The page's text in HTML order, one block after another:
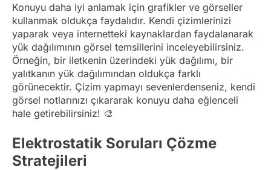
Konuyu daha iyi anlamak için grafikler ve görseller
kullanmak oldukça faydalıdır. Kendi çizimlerinizi
yaparak veya internetteki kaynaklardan faydalanarak
yük dağılımının görsel temsillerini inceleyebilirsiniz.
Örneğin, bir iletkenin üzerindeki yük dağılımı, bir
yalıtkanın yük dağılımından oldukça farklı
görünecektir. Çizim yapmayı sevenlerdenseniz, kendi
görsel notlarınızı çıkararak konuyu daha eğlenceli
hale getirebilirsiniz! 🎨
Elektrostatik Soruları Çözme
Stratejileri